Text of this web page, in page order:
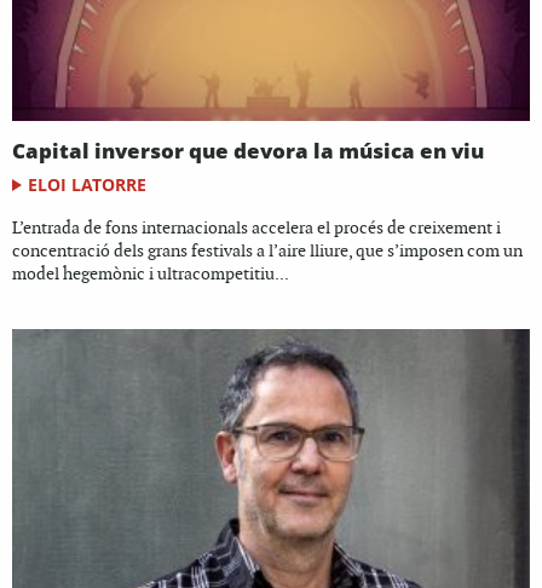
Capital inversor que devora la música en viu
ELOI LATORRE
L’entrada de fons internacionals accelera el procés de creixement i
concentració dels grans festivals a l’aire lliure, que s’imposen com un
model hegemònic i ultracompetitiu...